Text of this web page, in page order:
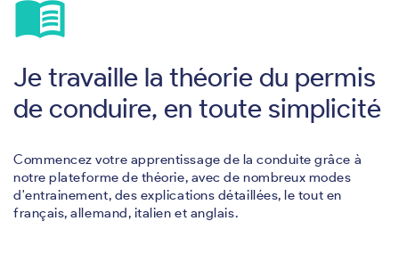
menu_book
Je travaille la théorie du permis
de conduire, en toute simplicité
Commencez votre apprentissage de la conduite grâce à
notre plateforme de théorie, avec de nombreux modes
d'entrainement, des explications détaillées, le tout en
français, allemand, italien et anglais.